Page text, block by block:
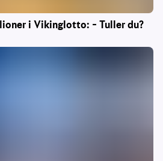
i Vikinglotto: – Tuller du?